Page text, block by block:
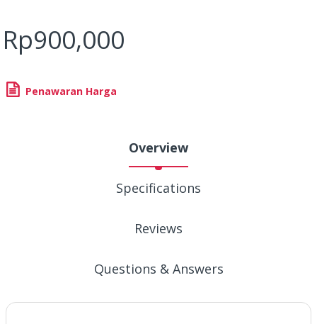
Rp900,000
Penawaran Harga
Overview
Specifications
Reviews
Questions & Answers